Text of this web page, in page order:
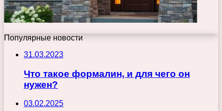
Популярные новости
31.03.2023
Что такое формалин, и для чего он
нужен?
03.02.2025